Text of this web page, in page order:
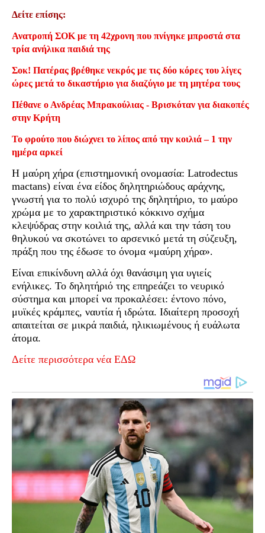
Δείτε επίσης:
Ανατροπή ΣΟΚ με τη 42χρονη που πνίγηκε μπροστά στα
τρία ανήλικα παιδιά της
Σοκ! Πατέρας βρέθηκε νεκρός με τις δύο κόρες του λίγες
ώρες μετά το δικαστήριο για διαζύγιο με τη μητέρα τους
Πέθανε ο Ανδρέας Μπρακούλιας - Βρισκόταν για διακοπές
στην Κρήτη
Το φρούτο που διώχνει το λίπος από την κοιλιά – 1 την
ημέρα αρκεί
Η μαύρη χήρα (επιστημονική ονομασία: Latrodectus
mactans) είναι ένα είδος δηλητηριώδους αράχνης,
γνωστή για το πολύ ισχυρό της δηλητήριο, το μαύρο
χρώμα με το χαρακτηριστικό κόκκινο σχήμα
κλεψύδρας στην κοιλιά της, αλλά και την τάση του
θηλυκού να σκοτώνει το αρσενικό μετά τη σύζευξη,
πράξη που της έδωσε το όνομα «μαύρη χήρα».
Είναι επικίνδυνη αλλά όχι θανάσιμη για υγιείς
ενήλικες. Το δηλητήριό της επηρεάζει το νευρικό
σύστημα και μπορεί να προκαλέσει: έντονο πόνο,
μυϊκές κράμπες, ναυτία ή ιδρώτα. Ιδιαίτερη προσοχή
απαιτείται σε μικρά παιδιά, ηλικιωμένους ή ευάλωτα
άτομα.
Δείτε περισσότερα νέα ΕΔΩ